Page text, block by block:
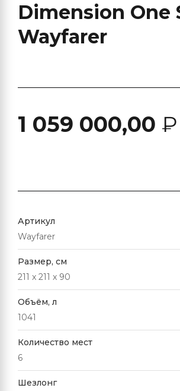
Dimension One
Wayfarer
1 059 000,00 ₽
Артикул
Wayfarer
Размер, см
211 x 211 x 90
Объём, л
1041
Количество мест
6
Шезлонг